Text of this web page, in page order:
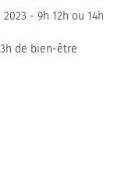
commerciales à
à tout moment en
- 9h 12h ou 14h
de bien-être